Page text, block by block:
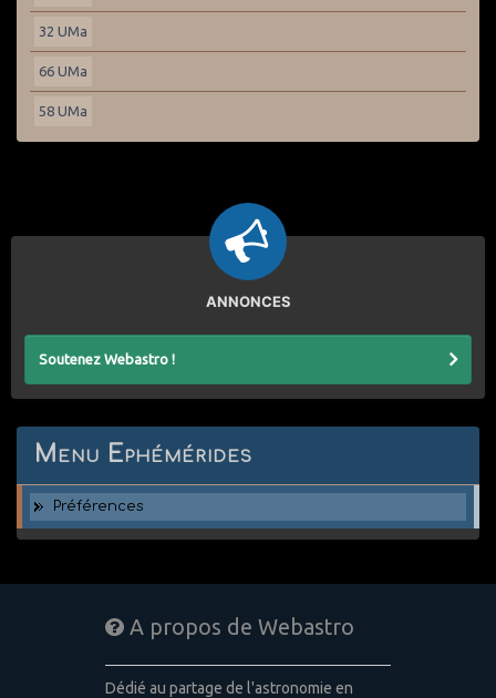
32 UMa
66 UMa
58 UMa
ANNONCES
Soutenez Webastro !
Menu Ephémérides
Préférences
A propos de Webastro
Dédié au partage de l'astronomie en